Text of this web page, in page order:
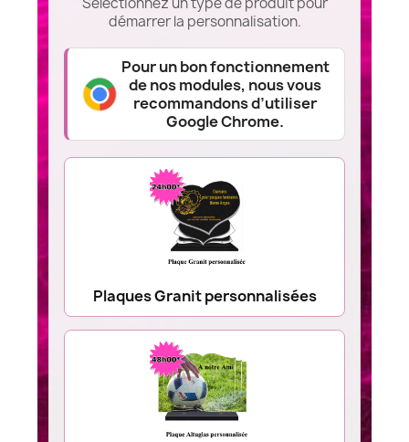
démarrer la personnalisation.
Pour un bon fonctionnement
de nos modules, nous vous
recommandons d’utiliser
Google Chrome.
Plaques Granit personnalisées